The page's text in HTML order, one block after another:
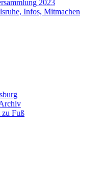
2023
Infos, Mitmachen
Fuß